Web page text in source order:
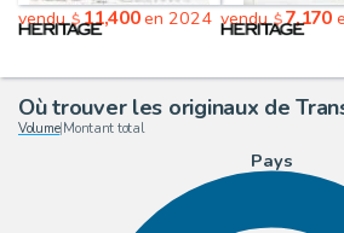
vendu$11,400en 2024 vendu$7,170
Où trouver les originaux de
Volume| Montant total
Pays